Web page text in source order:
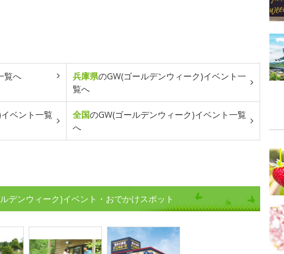
覧へ 兵庫県のGW(ゴールデンウィーク)イベント一
覧へ
ベント一覧
全国のGW(ゴールデンウィーク)イベント一覧
へ
デンウィーク)イベント・おでかけスポット